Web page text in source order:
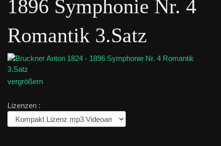
1896 Symphonie Nr. 4
Romantik 3.Satz
vergrößern
Lizenzen :